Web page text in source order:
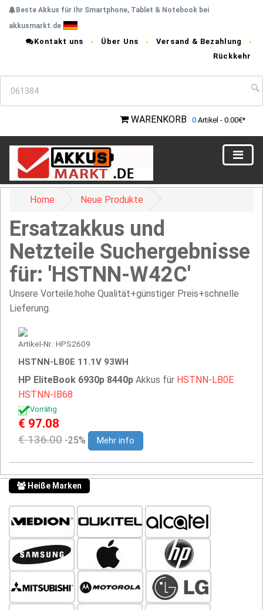
Beste Akkus für Ihr Smartphone, Tablet & Notebook bei
akkusmarkt.de
Kontakt uns Über Uns
Versand & Bezahlung
Rückkehr
WARENKORB 0 Artikel - 0.00€*
Home Neue Produkte
Ersatzakkus und
Netzteile Suchergebnisse
für: 'HSTNN-W42C'
Unsere Vorteile:hohe Qualität+günstiger Preis+schnelle
Lieferung.
Artikel-Nr.: HPS2609
HSTNN-LB0E 11.1V 93WH
HP EliteBook 6930p 8440p Akkus für HSTNN-LB0E
HSTNN-IB68
Vorrätig
€ 97.08
€ 136.00 -25% Mehr info
Heiße Marken